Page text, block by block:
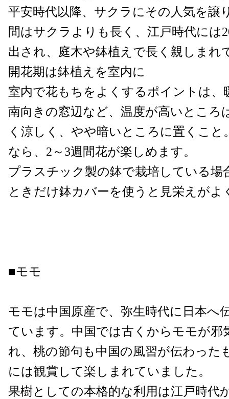
平安時代以降、サクラにその人気を譲
間はサクラよりも長く、江戸時代には
出され、庭木や鉢植えで長く親しまれ
開花期は鉢植えを室内に
室内で花もちをよくするポイントは、
南向きの窓辺など、温度が高いところ
く涼しく、やや暗いところに置くこ
なら、2～3週間花が楽しめます。
プラスチック製の鉢で栽培している場
ときだけ鉢カバーを使うと見栄えがよ
■モモ
モモは中国原産で、弥生時代に日本へ
ています。中国では古くからモモが邪
れ、桃の節句も中国の風習が伝わった
には観賞して楽しまれていました。
果樹としての本格的な利用は江戸時代